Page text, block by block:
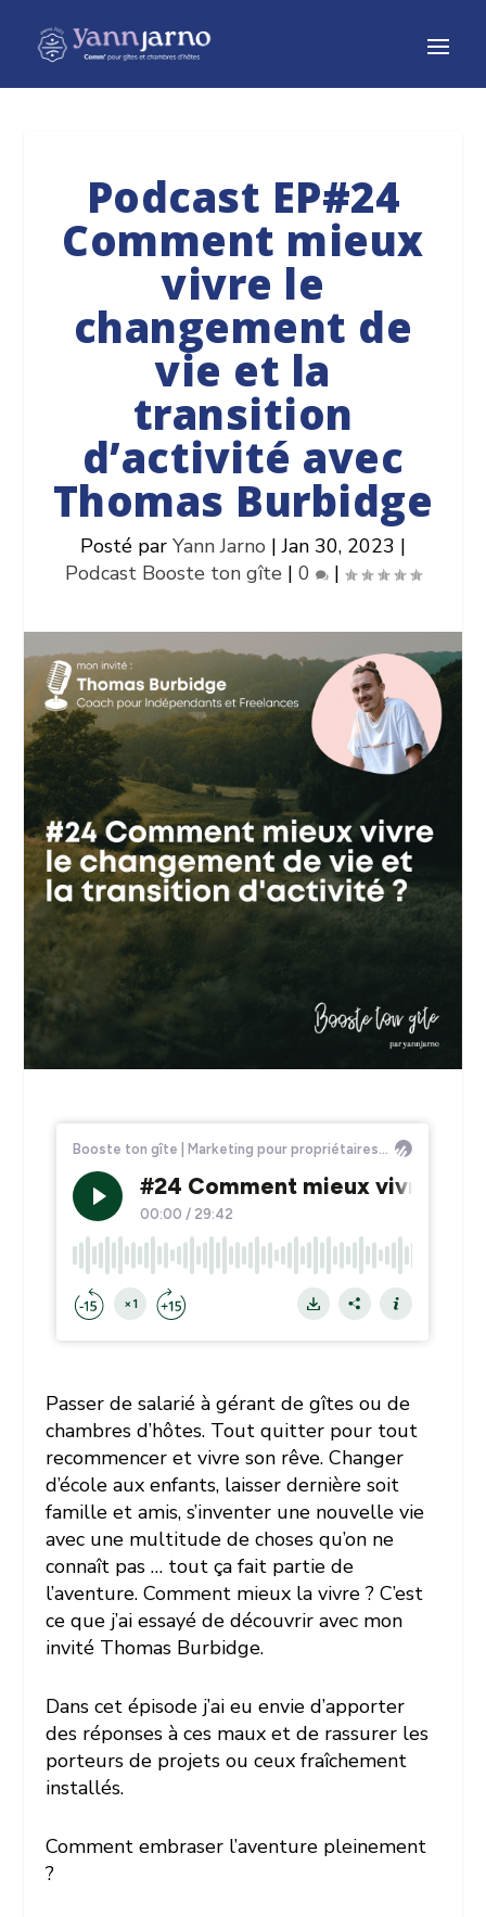
Podcast EP#24
Comment mieux
vivre le
changement de
vie et la
transition
d’activité avec
Thomas Burbidge
Posté par Yann Jarno |Jan 30, 2023 |
Podcast Booste ton gîte | 0 |
Passer de salarié à gérant de gîtes ou de
chambres d’hôtes. Tout quitter pour tout
recommencer et vivre son rêve. Changer
d’école aux enfants, laisser dernière soit
famille et amis, s’inventer une nouvelle vie
avec une multitude de choses qu’on ne
connaît pas … tout ça fait partie de
l’aventure. Comment mieux la vivre ? C’est
ce que j’ai essayé de découvrir avec mon
invité Thomas Burbidge.
Dans cet épisode j’ai eu envie d’apporter
des réponses à ces maux et de rassurer les
porteurs de projets ou ceux fraîchement
installés.
Comment embraser l’aventure pleinement
?